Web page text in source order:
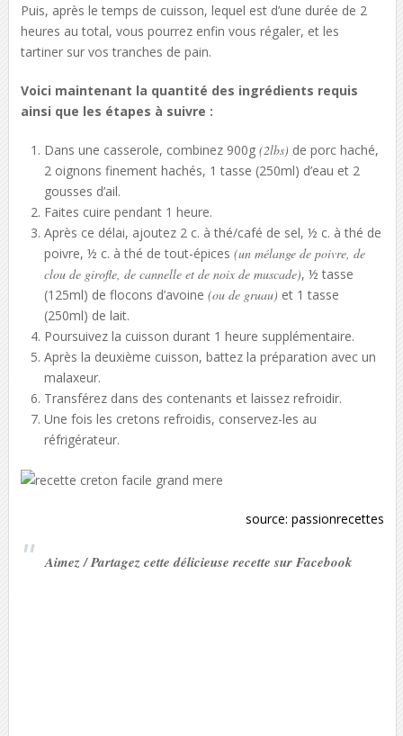
Puis, après le temps de cuisson, lequel est d’une durée de 2
heures au total, vous pourrez enfin vous régaler, et les
tartiner sur vos tranches de pain.
Voici maintenant la quantité des ingrédients requis
ainsi que les étapes à suivre :
Dans une casserole, combinez 900g(2lbs) de porc haché,
2 oignons finement hachés, 1 tasse (250ml) d’eau et 2
gousses d’ail.
Faites cuire pendant 1 heure.
Après ce délai, ajoutez 2 c. à thé/café de sel, ½ c. à thé de
poivre, ½ c. à thé de tout-épices(un mélange de poivre, de
clou de girofle, de cannelle et de noix de muscade), ½ tasse
(125ml) de flocons d’avoine(ou de gruau) et 1 tasse
(250ml) de lait.
Poursuivez la cuisson durant 1 heure supplémentaire.
Après la deuxième cuisson, battez la préparation avec un
malaxeur.
Transférez dans des contenants et laissez refroidir.
Une fois les cretons refroidis, conservez-les au
réfrigérateur.
source:passionrecettes
Aimez / Partagez cette délicieuse recette sur Facebook